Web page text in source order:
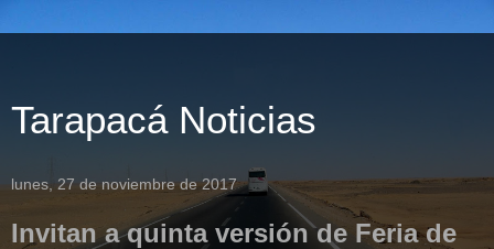
Tarapacá Noticias
lunes, 27 de noviembre de 2017
Invitan a quinta versión de Feria de